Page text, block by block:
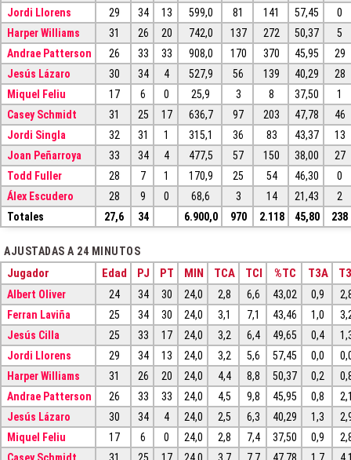
Jordi Llorens
29 34 13 599,0 81 141 57,45
0
Harper Williams
31 26 20 742,0 137 272 50,37
5
Andrae Patterson
26 33 33 908,0 170 370 45,95
29
Jesús Lázaro
30 34 4 527,9 56 139 40,29
28
Miquel Feliu
17 6 0 25,9 3 8 37,50
1
Casey Schmidt
31 25 17 636,7 97 203 47,78
46
Jordi Singla
32 31 1 315,1 36 83 43,37
13
Joan Peñarroya
33 34 4 477,5 57 150 38,00
27
Todd Fuller
28 7 1 170,9 25 54 46,30
0
Álex Escudero
28 9 0 68,6 3 14 21,43
2
Totales
27,6 34 6.900,0 970 2.118 45,80 238
AJUSTADAS A 24 MINUTOS
Jugador Edad PJ PT MIN TCA TCI %TC T3A
Albert Oliver 24 34 30 24,0 2,8 6,6 43,02 0,9
Ferran Laviña
25 34 30 24,0 3,1 7,1 43,46 1,0
Jesús Cilla
25 33 17 24,0 3,2 6,4 49,65 0,4
Jordi Llorens
29 34 13 24,0 3,2 5,6 57,45 0,0
Harper Williams
31 26 20 24,0 4,4 8,8 50,37 0,2
Andrae Patterson
26 33 33 24,0 4,5 9,8 45,95 0,8
Jesús Lázaro
30 34 4 24,0 2,5 6,3 40,29 1,3
Miquel Feliu
17 6 0 24,0 2,8 7,4 37,50 0,9
Casey Schmidt
31 25 17 24,0 3,7 7,7 47,78 1,7